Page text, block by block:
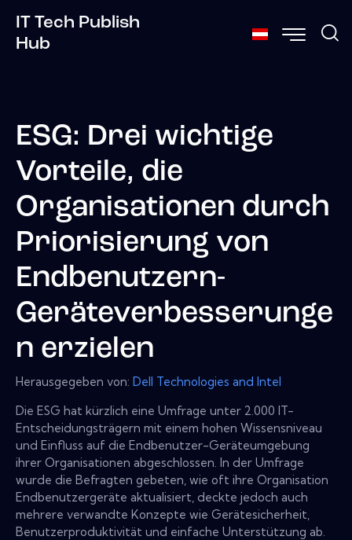
IT Tech Publish
Hub
ESG: Drei wichtige
Vorteile, die
Organisationen durch
Priorisierung von
Endbenutzern-
Geräteverbesserunge
n erzielen
Herausgegeben von: Dell Technologies and Intel
Die ESG hat kürzlich eine Umfrage unter 2.000 IT-
Entscheidungsträgern mit einem hohen Wissensniveau
und Einfluss auf die Endbenutzer-Geräteumgebung
ihrer Organisationen abgeschlossen. In der Umfrage
wurde die Befragten gebeten, wie oft ihre Organisation
Endbenutzergeräte aktualisiert, deckte jedoch auch
mehrere verwandte Konzepte wie Gerätesicherheit,
Benutzerproduktivität und einfache Unterstützung ab.